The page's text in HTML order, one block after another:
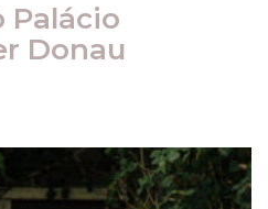
Palácio
Donau